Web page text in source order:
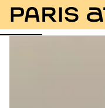
Foto Descrizione